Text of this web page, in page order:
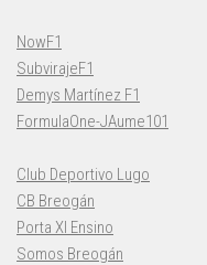
NowF1
SubvirajeF1
Demys Martínez F1
FormulaOne-JAume101
Club Deportivo Lugo
CB Breogán
Porta XI Ensino
Somos Breogán